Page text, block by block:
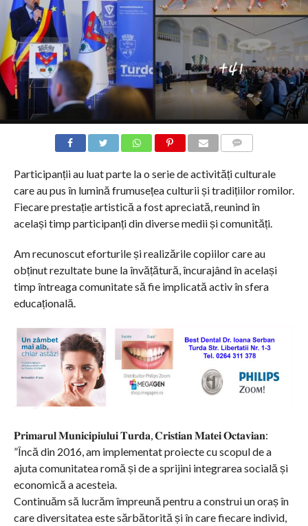
Participanții au luat parte la o serie de activități culturale
care au pus în lumină frumusețea culturii și tradițiilor romilor.
Fiecare prestație artistică a fost apreciată, reunind în
același timp participanți din diverse medii și comunități.
Am recunoscut eforturile și realizările copiilor care au
obținut rezultate bune la învățătură, încurajând în același
timp întreaga comunitate să fie implicată activ în sfera
educațională.
𝐏𝐫𝐢𝐦𝐚𝐫𝐮𝐥 𝐌𝐮𝐧𝐢𝐜𝐢𝐩𝐢𝐮𝐥𝐮𝐢 𝐓𝐮𝐫𝐝𝐚, 𝐂𝐫𝐢𝐬𝐭𝐢𝐚𝐧 𝐌𝐚𝐭𝐞𝐢 𝐎𝐜𝐭𝐚𝐯𝐢𝐚𝐧:
”Încă din 2016, am implementat proiecte cu scopul de a
ajuta comunitatea romă și de a sprijini integrarea socială și
economică a acesteia.
Continuăm să lucrăm împreună pentru a construi un oraș în
care diversitatea este sărbătorită și în care fiecare individ,